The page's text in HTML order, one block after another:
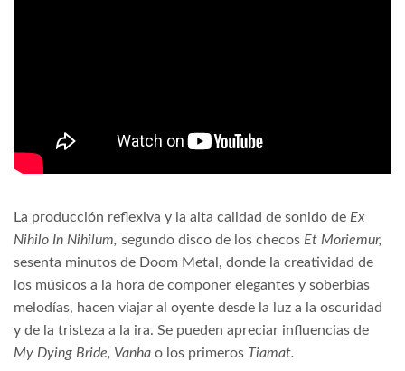
La producción reflexiva y la alta calidad de sonido de Ex
Nihilo In Nihilum, segundo disco de los checos Et Moriemur,
sesenta minutos de Doom Metal, donde la creatividad de
los músicos a la hora de componer elegantes y soberbias
melodías, hacen viajar al oyente desde la luz a la oscuridad
y de la tristeza a la ira. Se pueden apreciar influencias de
My Dying Bride, Vanha o los primeros Tiamat.